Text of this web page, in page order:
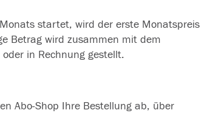
startet, wird der erste Monatspreis
Betrag wird zusammen mit dem
in Rechnung gestellt.
Abo-Shop Ihre Bestellung ab, über